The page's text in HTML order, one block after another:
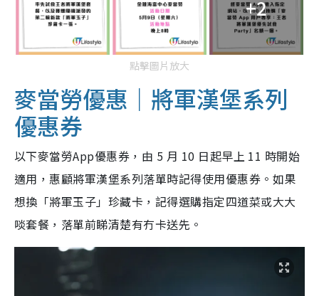
+2
點擊圖片放大
麥當勞優惠｜ 將軍漢堡系列
優惠券
以下麥當勞App優惠券，由 5 月 10 日起早上 11 時開始
適用，惠顧將軍漢堡系列落單時記得使用優惠券。如果
想換「將軍玉子」珍藏卡，記得選購指定四道菜或大大
啖套餐，落單前睇清楚有冇卡送先。